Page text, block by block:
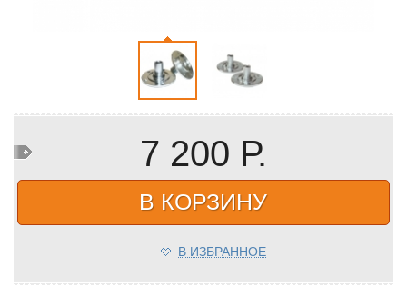
7 200 Р.
В КОРЗИНУ
В ИЗБРАННОЕ